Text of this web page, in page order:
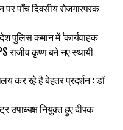
पाँच दिवसीय रोजगारपरक
पुलिस कमान में ‘कार्यवाहक
राजीव कृष्ण बने नए स्थायी
कर रहे है बेहतर प्रदर्शन : डॉ
उपाध्यक्ष नियुक्त हुए दीपक